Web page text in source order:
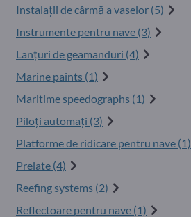
Instalații de cârmă a vaselor (5)
Instrumente pentru nave (3)
Lanțuri de geamanduri (4)
Marine paints (1)
Maritime speedographs (1)
Piloți automați (3)
Platforme de ridicare pentru nave (1)
Prelate (4)
Reefing systems (2)
Reflectoare pentru nave (1)